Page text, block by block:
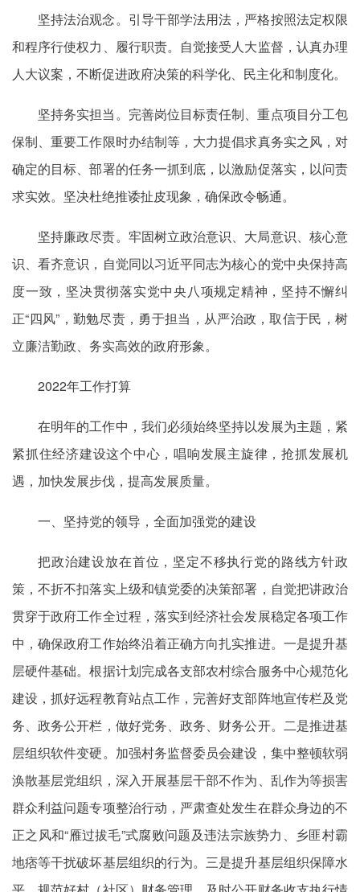
坚持法治观念。引导干部学法用法，严格按照法定权限
和程序行使权力、履行职责。自觉接受人大监督，认真办理
人大议案，不断促进政府决策的科学化、民主化和制度化。
坚持务实担当。完善岗位目标责任制、重点项目分工包
保制、重要工作限时办结制等，大力提倡求真务实之风，对
确定的目标、部署的任务一抓到底，以激励促落实，以问责
求实效。坚决杜绝推诿扯皮现象，确保政令畅通。
坚持廉政尽责。牢固树立政治意识、大局意识、核心意
识、看齐意识，自觉同以习近平同志为核心的党中央保持高
度一致，坚决贯彻落实党中央八项规定精神，坚持不懈纠
正“四风”，勤勉尽责，勇于担当，从严治政，取信于民，树
立廉洁勤政、务实高效的政府形象。
2022年工作打算
在明年的工作中，我们必须始终坚持以发展为主题，紧
紧抓住经济建设这个中心，唱响发展主旋律，抢抓发展机
遇，加快发展步伐，提高发展质量。
一、坚持党的领导，全面加强党的建设
把政治建设放在首位，坚定不移执行党的路线方针政
策，不折不扣落实上级和镇党委的决策部署，自觉把讲政治
贯穿于政府工作全过程，落实到经济社会发展稳定各项工作
中，确保政府工作始终沿着正确方向扎实推进。一是提升基
层硬件基础。根据计划完成各支部农村综合服务中心规范化
建设，抓好远程教育站点工作，完善好支部阵地宣传栏及党
务、政务公开栏，做好党务、政务、财务公开。二是推进基
层组织软件变硬。加强村务监督委员会建设，集中整顿软弱
涣散基层党组织，深入开展基层干部不作为、乱作为等损害
群众利益问题专项整治行动，严肃查处发生在群众身边的不
正之风和“雁过拔毛”式腐败问题及违法宗族势力、乡匪村霸
地痞等干扰破坏基层组织的行为。三是提升基层组织保障水